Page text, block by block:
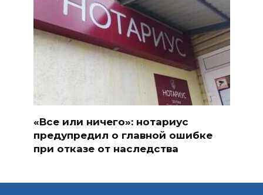
«Все или ничего»: нотариус
предупредил о главной ошибке
при отказе от наследства